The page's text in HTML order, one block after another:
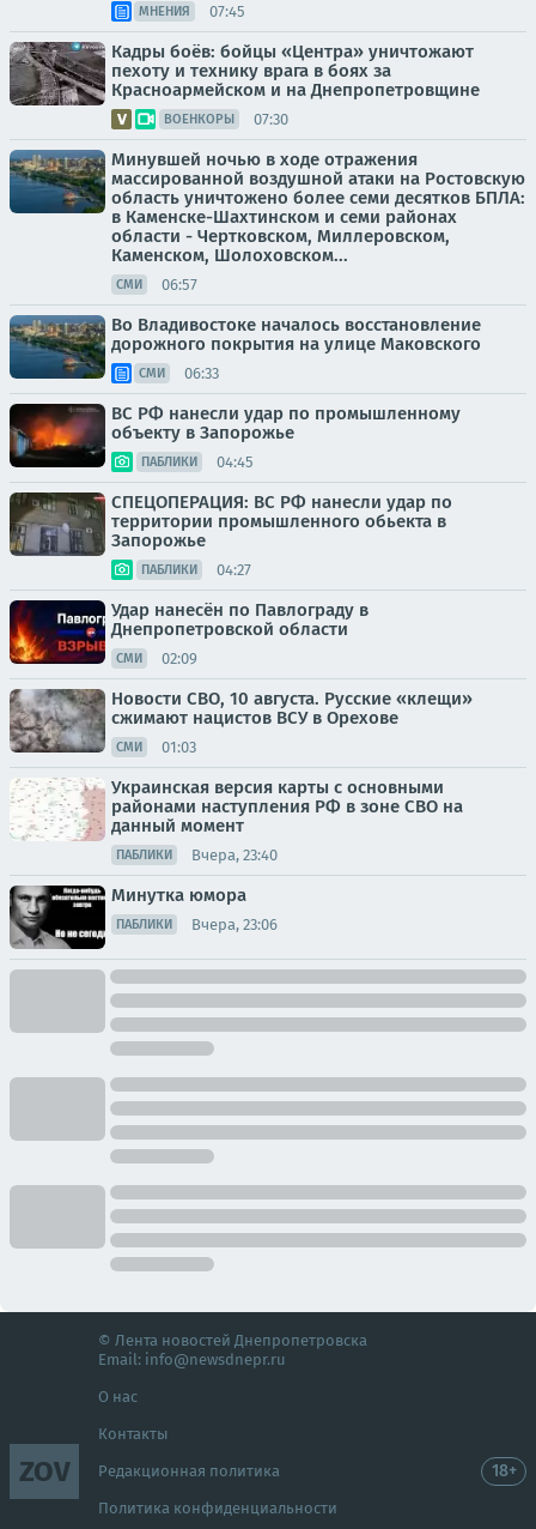
МНЕНИЯ 07:45
Кадры боёв: бойцы «Центра» уничтожают
пехоту и технику врага в боях за
Красноармейском и на Днепропетровщине
ВОЕНКОРЫ 07:30
Минувшей ночью в ходе отражения
массированной воздушной атаки на Ростовскую
область уничтожено более семи десятков БПЛА:
в Каменске-Шахтинском и семи районах
области - Чертковском, Миллеровском,
Каменском, Шолоховском...
СМИ 06:57
Во Владивостоке началось восстановление
дорожного покрытия на улице Маковского
СМИ 06:33
ВС РФ нанесли удар по промышленному
объекту в Запорожье
ПАБЛИКИ 04:45
СПЕЦОПЕРАЦИЯ: ВС РФ нанесли удар по
территории промышленного обьекта в
Запорожье
ПАБЛИКИ 04:27
Удар нанесён по Павлограду в
Днепропетровской области
СМИ 02:09
Новости СВО, 10 августа. Русские «клещи»
сжимают нацистов ВСУ в Орехове
СМИ 01:03
Украинская версия карты с основными
районами наступления РФ в зоне СВО на
данный момент
ПАБЛИКИ Вчера, 23:40
Минутка юмора
ПАБЛИКИ Вчера, 23:06
ZOV
© Лента новостей Днепропетровска
Email: info@newsdnepr.ru
О нас
Контакты
Редакционная политика
Политика конфиденциальности
18+